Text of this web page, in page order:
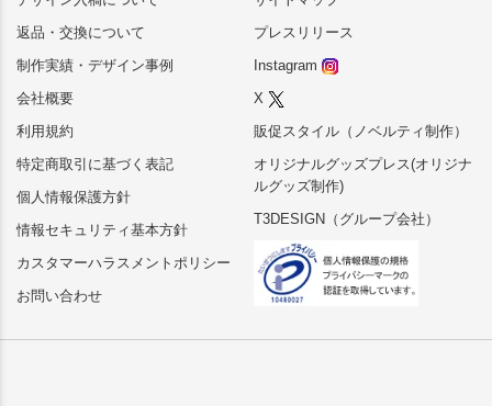
返品・交換について
制作実績・デザイン事例
会社概要
利用規約
特定商取引に基づく表記
個人情報保護方針
情報セキュリティ基本方針
カスタマーハラスメントポリシー
お問い合わせ
プレスリリース
Instagram
X
販促スタイル（ノベルティ制作）
オリジナルグッズプレス(オリジナ
ルグッズ制作)
T3DESIGN（グループ会社）